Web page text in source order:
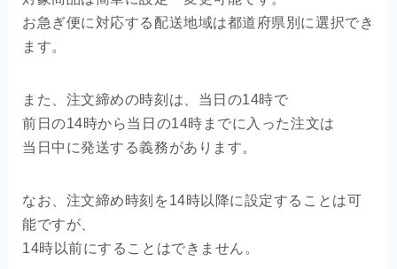
お急ぎ便に対応する配送地域は都道府県別に選択でき
ます。
また、注文締めの時刻は、当日の14時で
前日の14時から当日の14時までに入った注文は
当日中に発送する義務があります。
なお、注文締め時刻を14時以降に設定することは可
能ですが、
14時以前にすることはできません。